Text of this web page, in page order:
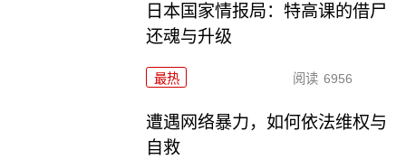
日本国家情报局：特高课的借尸
还魂与升级
最热 阅读 6956
遭遇网络暴力，如何依法维权与
自救